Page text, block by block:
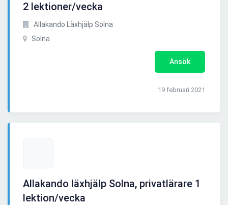
2 lektioner/vecka
Allakando Läxhjälp Solna
Solna
Ansök
19 februari 2021
Allakando läxhjälp Solna, privatlärare 1
lektion/vecka